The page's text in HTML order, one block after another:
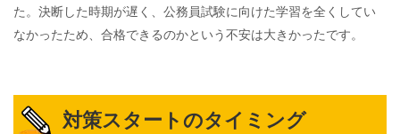
た。決断した時期が遅く、公務員試験に向けた学習を全くしてい
なかったため、合格できるのかという不安は大きかったです。
対策スタートのタイミング